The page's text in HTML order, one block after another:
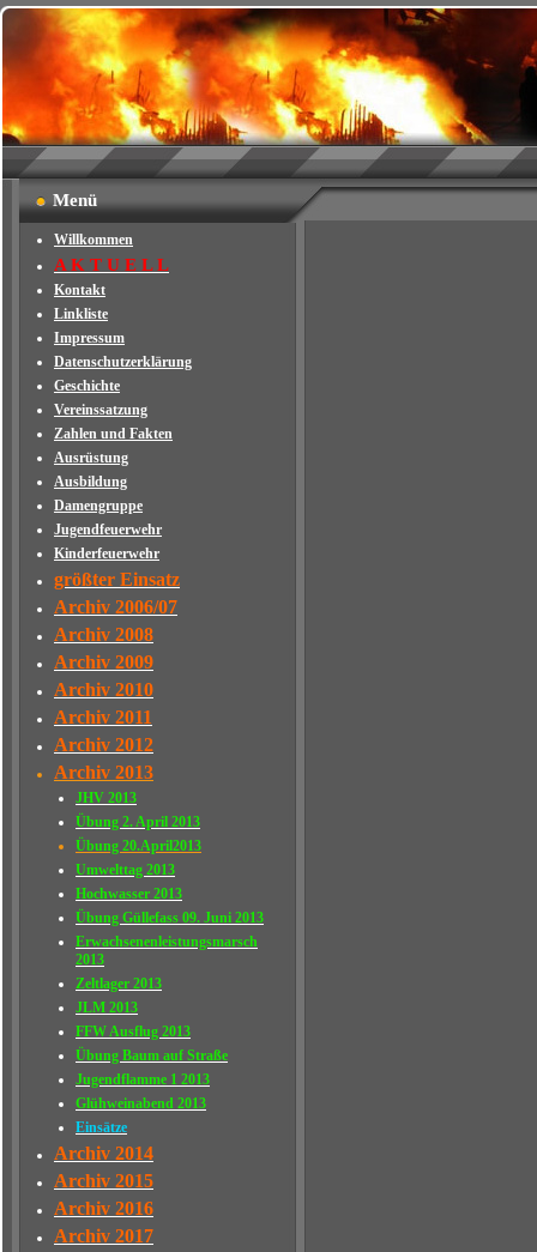
Menü
Willkommen
A K T U E L L
Kontakt
Linkliste
Impressum
Datenschutzerklärung
Geschichte
Vereinssatzung
Zahlen und Fakten
Ausrüstung
Ausbildung
Damengruppe
Jugendfeuerwehr
Kinderfeuerwehr
größter Einsatz
Archiv 2006/07
Archiv 2008
Archiv 2009
Archiv 2010
Archiv 2011
Archiv 2012
Archiv 2013
JHV 2013
Übung 2. April 2013
Übung 20.April2013
Umwelttag 2013
Hochwasser 2013
Übung Güllefass 09. Juni 2013
Erwachsenenleistungsmarsch
2013
Zeltlager 2013
JLM 2013
FFW Ausflug 2013
Übung Baum auf Straße
Jugendflamme 1 2013
Glühweinabend 2013
Einsätze
Archiv 2014
Archiv 2015
Archiv 2016
Archiv 2017